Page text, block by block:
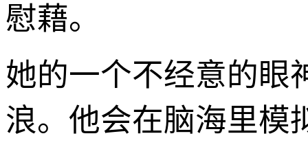
慰藉。
她的一个不经意的眼
浪。他会在脑海里模